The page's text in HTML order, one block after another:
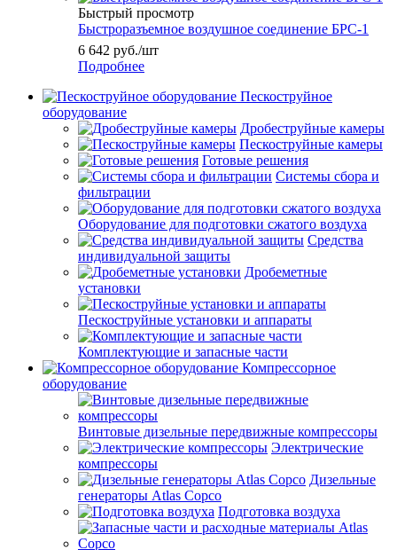
Быстрый просмотр
Быстроразъемное воздушное соединение БРС-1
6 642 руб./шт
Подробнее
Пескоструйное
оборудование
Дробеструйные камеры
Пескоструйные камеры
Готовые решения
Системы сбора и
фильтрации
Оборудование для подготовки сжатого воздуха
Средства
индивидуальной защиты
Дробеметные
установки
Пескоструйные установки и аппараты
Комплектующие и запасные части
Компрессорное
оборудование
Винтовые дизельные передвижные компрессоры
Электрические
компрессоры
Дизельные
генераторы Atlas Copco
Подготовка воздуха